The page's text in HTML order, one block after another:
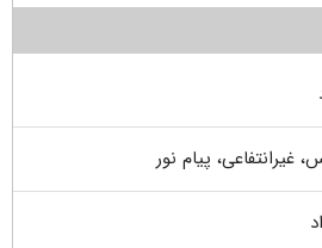
غیرانتفاعی، پیام نور